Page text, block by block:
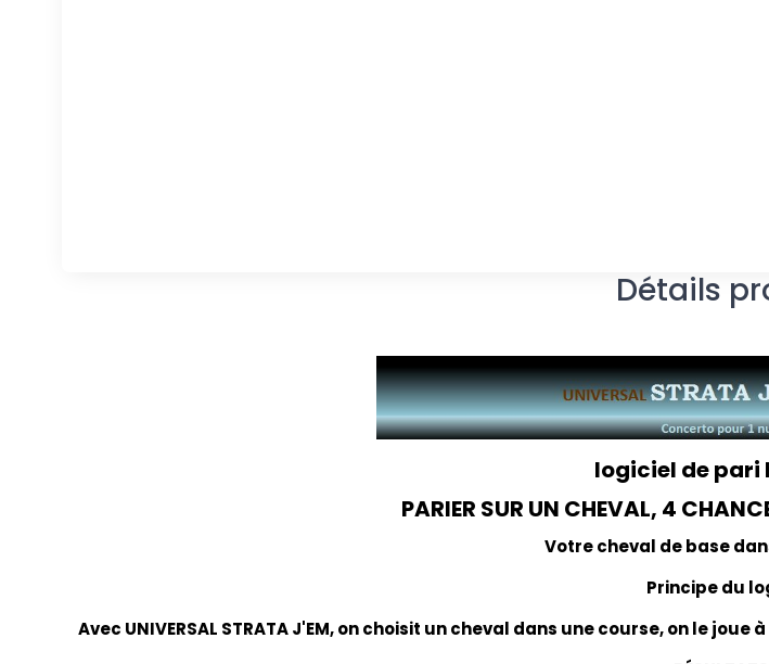
Détails
logiciel de pari
PARIER SUR UN CHEVAL, 4
Votre cheval de base
Principe du
Avec UNIVERSAL STRATA J'EM, on choisit un cheval dans une course, on le